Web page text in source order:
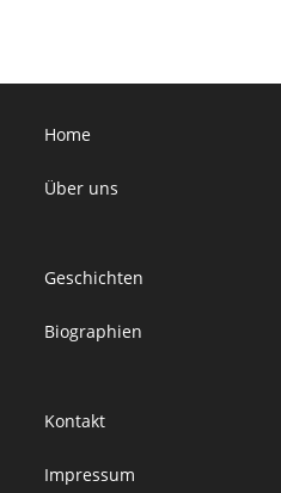
Home
Über uns
Geschichten
Biographien
Kontakt
Impressum